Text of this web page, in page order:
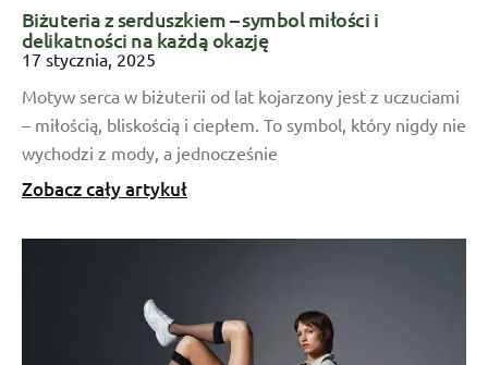
Biżuteria z serduszkiem – symbol miłości i
delikatności na każdą okazję
17 stycznia, 2025
Motyw serca w biżuterii od lat kojarzony jest z uczuciami
– miłością, bliskością i ciepłem. To symbol, który nigdy nie
wychodzi z mody, a jednocześnie
Zobacz cały artykuł